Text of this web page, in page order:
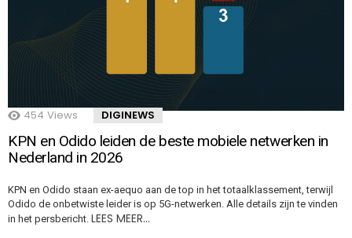
454 Views DIGINEWS
KPN en Odido leiden de beste mobiele netwerken in
Nederland in 2026
KPN en Odido staan ex-aequo aan de top in het totaalklassement, terwijl
Odido de onbetwiste leider is op 5G-netwerken. Alle details zijn te vinden
in het persbericht. LEES MEER…